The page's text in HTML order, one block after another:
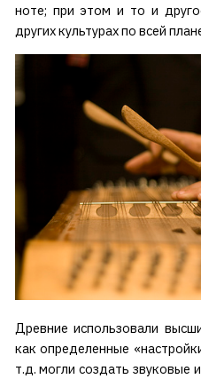
ноте; при этом и то и
других культурах по всей
Древние использовали
как определенные
т.д. могли создать звуковые